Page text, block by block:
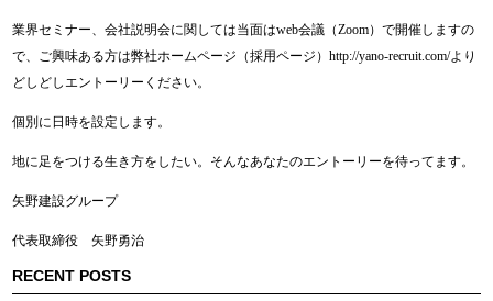
業界セミナー、会社説明会に関しては当面はweb会議（Zoom）で開催しますの
で、ご興味ある方は弊社ホームページ（採用ページ）http://yano-recruit.com/より
どしどしエントーリーください。
個別に日時を設定します。
地に足をつける生き方をしたい。そんなあなたのエントーリーを待ってます。
矢野建設グループ
代表取締役 矢野勇治
RECENT POSTS